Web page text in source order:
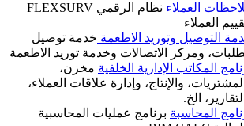
العملاء
نظام الرقمي FLEXSURV
العملاء
التوصيل وتوريد الاطعمة خدمة توصيل
ومركز الاتصالات وخدمة توريد الاطعمة
المكاتب الإدارية الخلفية مخزن،
والإنتاج، وإدارة علاقات العملاء،
الخ.
المحاسبة برنامج عمليات المحاسبية